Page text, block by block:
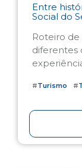
Entre
Social do
Roteiro de
diferentes
#Turismo #